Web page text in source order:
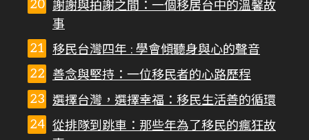
謝謝與拍謝之間：一個移居台中的溫馨故
事
移民台灣四年 : 學會傾聽身與心的聲音
善念與堅持：一位移民者的心路歷程
選擇台灣，選擇幸福：移民生活善的循環
從排隊到跳車：那些年為了移民的瘋狂故